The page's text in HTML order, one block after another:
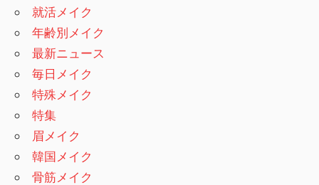
就活メイク
年齢別メイク
最新ニュース
毎日メイク
特殊メイク
特集
眉メイク
韓国メイク
骨筋メイク